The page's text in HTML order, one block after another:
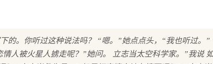
的。你听过这种说法吗？ “嗯。”她点点头，“我也听过。”
人被火星人掳走呢？”她问。 立志当太空科学家。”我说